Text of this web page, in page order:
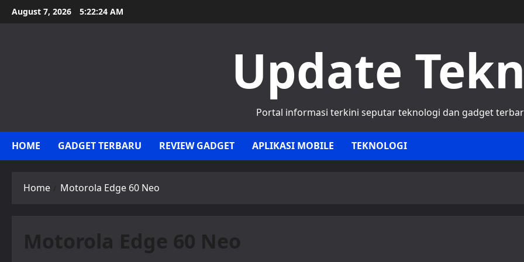
Skip
to
August 7, 2026 5:22:24 AM
Update
Portal informasi terkini seputar teknologi dan gadget
HOME GADGET TERBARU REVIEW GADGET APLIKASI MOBILE TEKNOLOGI
Home Motorola Edge 60 Neo
Motorola Edge 60 Neo